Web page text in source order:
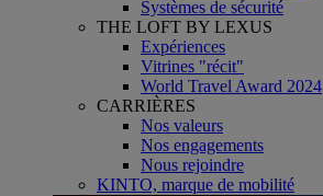
Systèmes de sécurité
THE LOFT BY LEXUS
Expériences
Vitrines "récit"
World Travel Award 2024
CARRIÈRES
Nos valeurs
Nos engagements
Nous rejoindre
KINTO, marque de mobilité